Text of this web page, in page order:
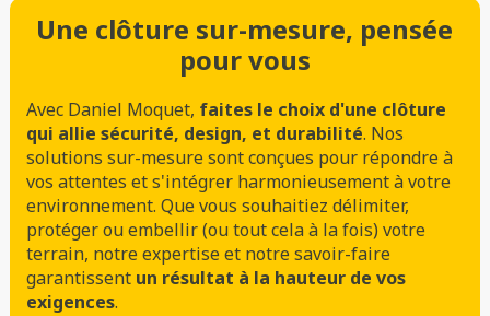
Une clôture sur-mesure, pensée
pour vous
Avec Daniel Moquet, faites le choix d'une clôture
qui allie sécurité, design, et durabilité. Nos
solutions sur-mesure sont conçues pour répondre à
vos attentes et s'intégrer harmonieusement à votre
environnement. Que vous souhaitiez délimiter,
protéger ou embellir (ou tout cela à la fois) votre
terrain, notre expertise et notre savoir-faire
garantissent un résultat à la hauteur de vos
exigences.